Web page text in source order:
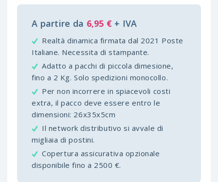
A partire da 6,95 € + IVA
Realtà dinamica firmata dal 2021 Poste
Italiane. Necessita di stampante.
Adatto a pacchi di piccola dimesione,
fino a 2 Kg. Solo spedizioni monocollo.
Per non incorrere in spiacevoli costi
extra, il pacco deve essere entro le
dimensioni: 26x35x5cm
Il network distributivo si avvale di
migliaia di postini.
Copertura assicurativa opzionale
disponibile fino a 2500 €.